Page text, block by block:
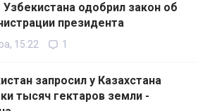
Узбекистана одобрил закон об
президента
15:22 1
запросил у Казахстана
тысяч гектаров земли -